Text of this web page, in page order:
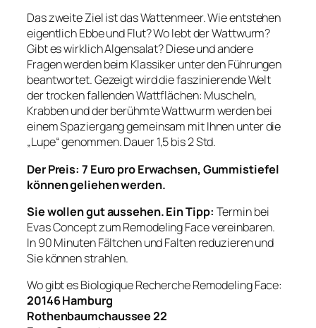
Das zweite Ziel ist das Wattenmeer.Wie entstehen
eigentlich Ebbe und Flut? Wo lebt der Wattwurm?
Gibt es wirklich Algensalat? Diese und andere
Fragen werden beim Klassiker unter den Führungen
beantwortet. Gezeigt wird die faszinierende Welt
der trocken fallenden Wattflächen: Muscheln,
Krabben und der berühmte Wattwurm werden bei
einem Spaziergang gemeinsam mit Ihnen unter die
„Lupe“ genommen. Dauer 1,5 bis 2 Std.
Der Preis: 7 Euro pro Erwachsen, Gummistiefel
können geliehen werden.
Sie wollen gut aussehen. Ein Tipp: Termin bei
Evas Concept zum Remodeling Face vereinbaren.
In 90 Minuten Fältchen und Falten reduzieren und
Sie können strahlen.
Wo gibt es Biologique Recherche Remodeling Face:
20146 Hamburg
Rothenbaumchaussee 22